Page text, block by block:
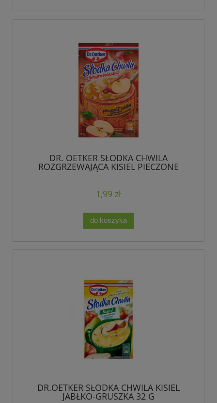
DR. OETKER SŁODKA CHWILA
ROZGRZEWAJĄCA KISIEL PIECZONE
JABŁKO 32 G
1,99 zł
do koszyka
DR.OETKER SŁODKA CHWILA KISIEL
JABŁKO-GRUSZKA 32 G